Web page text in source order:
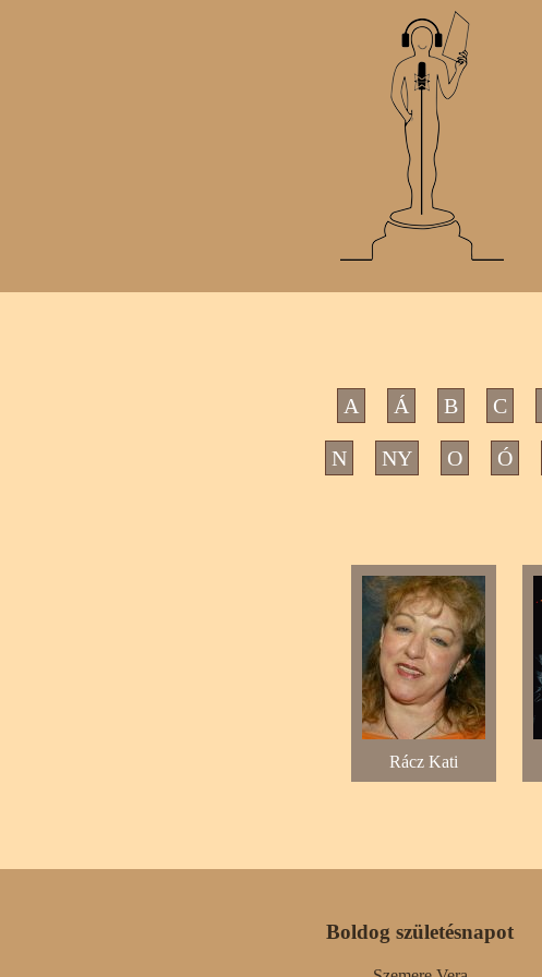
A Á B C
N NY O Ó
Rácz Kati
Boldog születésnapot